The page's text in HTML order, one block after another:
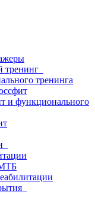
тренинг
тренинга
и функционального